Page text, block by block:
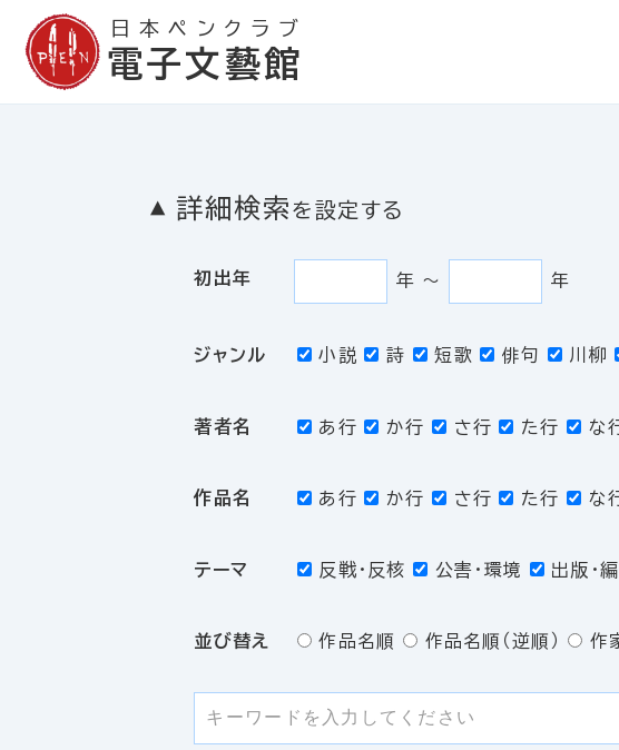
日本ペンクラブ
電子文藝館
詳細検索 を設定する
初出年 年 〜 年
ジャンル 小説 詩 短歌 俳句 川柳
著者名 あ行 か行 さ行 た行 な
作品名 あ行 か行 さ行 た行 な
テーマ 反戦・反核 公害・環境 出版・
並び替え 作品名順 作品名順（逆順） 作